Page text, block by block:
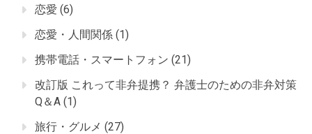
恋愛 (6)
恋愛・人間関係 (1)
携帯電話・スマートフォン (21)
改訂版 これって非弁提携？ 弁護士のための非弁対策
Q＆A (1)
旅行・グルメ (27)